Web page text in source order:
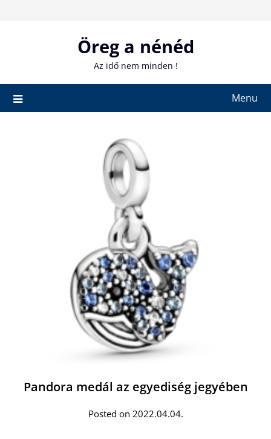
Öreg a nénéd
Az idő nem minden !
Menu
Pandora medál az egyediség jegyében
Posted on 2022.04.04.